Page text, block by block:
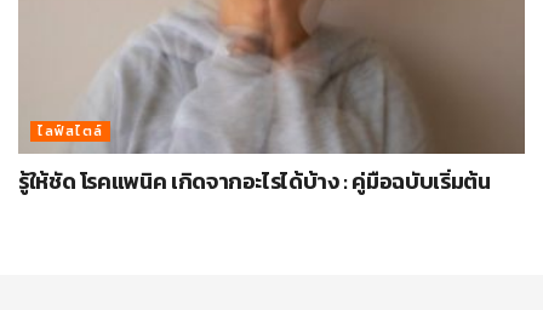
ไลฟ์สไตล์
รู้ให้ชัด โรคแพนิค เกิดจากอะไรได้บ้าง : คู่มือฉบับเริ่มต้น